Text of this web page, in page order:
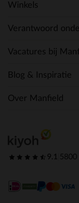
Winkels
Verantwoord
Vacatures bij
Blog & Inspiratie
Over Manfield
9.1 5800